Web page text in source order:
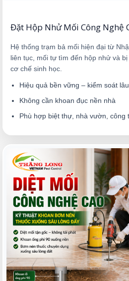
Đặt Hộp Nhử Mối Công Nghệ
Hệ thống trạm bả mối hiện đại từ
liên tục, mối tự tìm đến hộp nhử và
cơ chế sinh học.
Hiệu quả bền vững – kiểm soát
Không cần khoan đục nền nhà
Phù hợp biệt thự, nhà vườn, công